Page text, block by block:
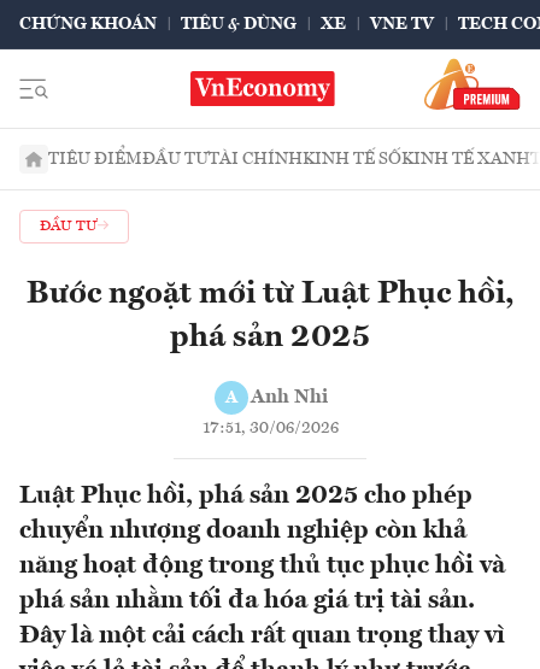
CHỨNG KHOÁN TIÊU & DÙNG XE VNE TV TECH
TIÊU ĐIỂMĐẦU TƯTÀI CHÍNHKINH TẾ SỐKINH TẾ XANH
ĐẦU TƯ
Bước ngoặt mới từ Luật Phục hồi,
phá sản 2025
A Anh Nhi
17:51, 30/06/2026
Luật Phục hồi, phá sản 2025 cho phép
chuyển nhượng doanh nghiệp còn khả
năng hoạt động trong thủ tục phục hồi và
phá sản nhằm tối đa hóa giá trị tài sản.
Đây là một cải cách rất quan trọng thay vì